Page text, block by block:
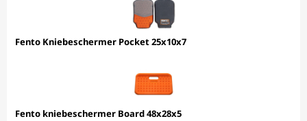
Fento Kniebeschermer Pocket 25x10x7
Fento kniebeschermer Board 48x28x5